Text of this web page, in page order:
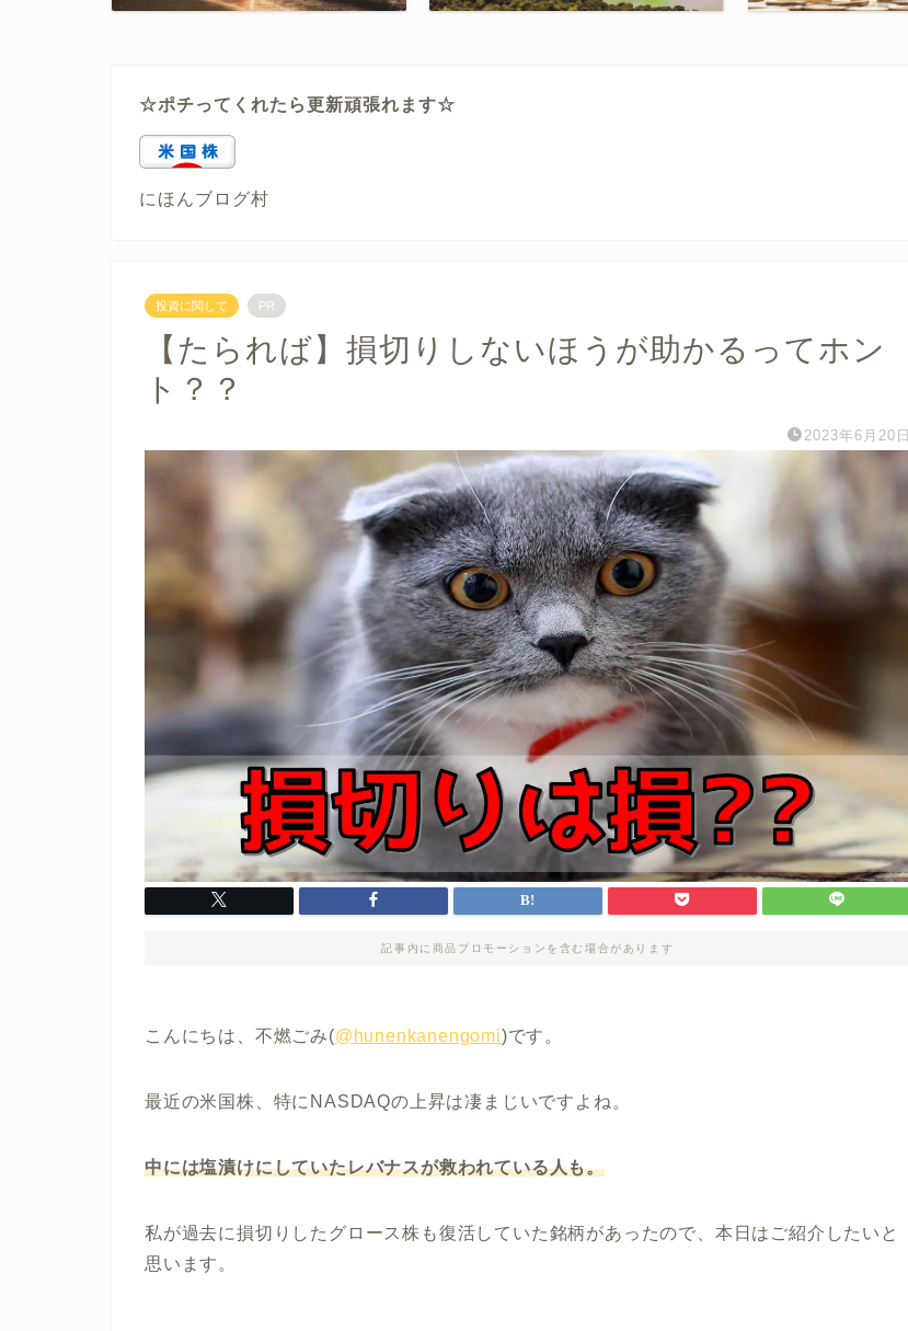
☆ポチってくれたら更新頑張れます☆
にほんブログ村
投資に関して PR
【たられば】損切りしないほうが助かるってホン
ト？？
2023年6月20日
記事内に商品プロモーションを含む場合があります
こんにちは、不燃ごみ(@hunenkanengomi)です。
最近の米国株、特にNASDAQの上昇は凄まじいですよね。
中には塩漬けにしていたレバナスが救われている人も。
私が過去に損切りしたグロース株も復活していた銘柄があったので、本日はご紹介したいと
思います。